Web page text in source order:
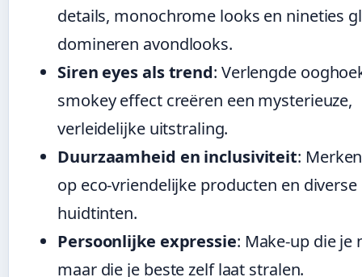
details, monochrome looks en nineties
domineren avondlooks.
Siren eyes als trend: Verlengde
smokey effect creëren een mysterieuze,
verleidelijke uitstraling.
Duurzaamheid en inclusiviteit:
op eco-vriendelijke producten en diverse
huidtinten.
Persoonlijke expressie: Make-up die je
maar die je beste zelf laat stralen.